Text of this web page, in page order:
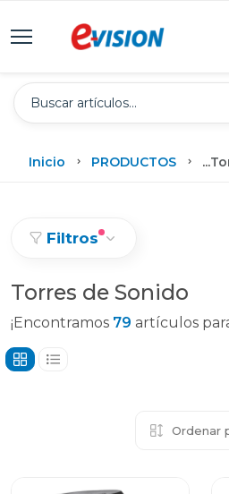
Inicio PRODUCTOS ...
Filtros
Torres de Sonido
¡Encontramos 79 artículos
Ordenar